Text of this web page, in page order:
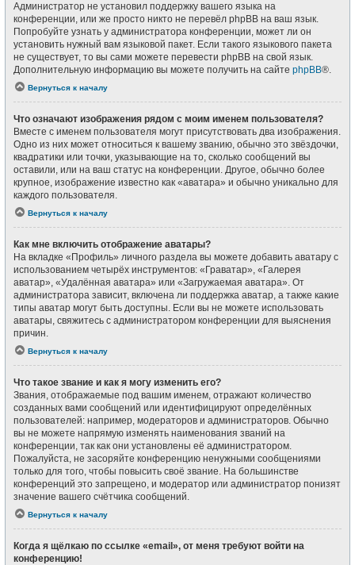
Администратор не установил поддержку вашего языка на
конференции, или же просто никто не перевёл phpBB на ваш язык.
Попробуйте узнать у администратора конференции, может ли он
установить нужный вам языковой пакет. Если такого языкового пакета
не существует, то вы сами можете перевести phpBB на свой язык.
Дополнительную информацию вы можете получить на сайте phpBB®.
Вернуться к началу
Что означают изображения рядом с моим именем пользователя?
Вместе с именем пользователя могут присутствовать два изображения.
Одно из них может относиться к вашему званию, обычно это звёздочки,
квадратики или точки, указывающие на то, сколько сообщений вы
оставили, или на ваш статус на конференции. Другое, обычно более
крупное, изображение известно как «аватара» и обычно уникально для
каждого пользователя.
Вернуться к началу
Как мне включить отображение аватары?
На вкладке «Профиль» личного раздела вы можете добавить аватару с
использованием четырёх инструментов: «Граватар», «Галерея
аватар», «Удалённая аватара» или «Загружаемая аватара». От
администратора зависит, включена ли поддержка аватар, а также какие
типы аватар могут быть доступны. Если вы не можете использовать
аватары, свяжитесь с администратором конференции для выяснения
причин.
Вернуться к началу
Что такое звание и как я могу изменить его?
Звания, отображаемые под вашим именем, отражают количество
созданных вами сообщений или идентифицируют определённых
пользователей: например, модераторов и администраторов. Обычно
вы не можете напрямую изменять наименования званий на
конференции, так как они установлены её администратором.
Пожалуйста, не засоряйте конференцию ненужными сообщениями
только для того, чтобы повысить своё звание. На большинстве
конференций это запрещено, и модератор или администратор понизят
значение вашего счётчика сообщений.
Вернуться к началу
Когда я щёлкаю по ссылке «email», от меня требуют войти на
конференцию!